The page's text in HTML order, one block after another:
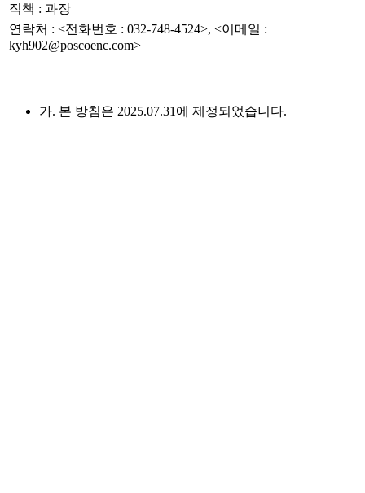
직책 : 과장
연락처 : <전화번호 : 032-748-4524>, <이메일 :
kyh902@poscoenc.com>
가. 본 방침은 2025.07.31에 제정되었습니다.